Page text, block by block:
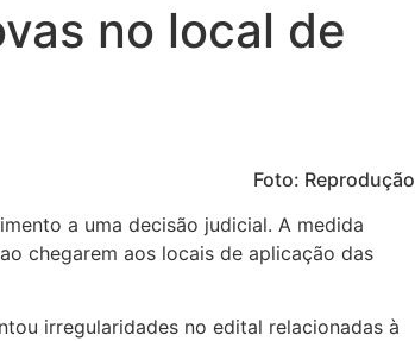
no local de
Foto: Reprodução
a uma decisão judicial. A medida
chegarem aos locais de aplicação das
irregularidades no edital relacionadas à